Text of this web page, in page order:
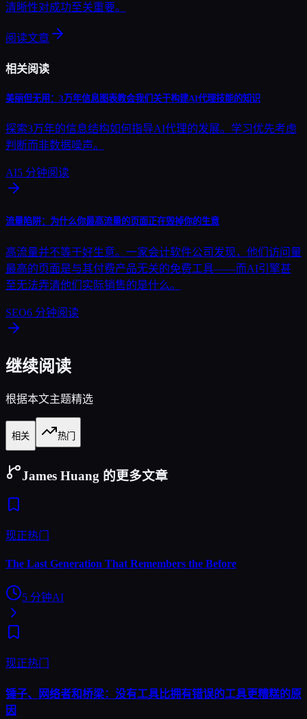
清晰性对成功至关重要。
阅读文章
相关阅读
美丽但无用：3万年信息图表教会我们关于构建AI代理技能的知识
探索3万年的信息结构如何指导AI代理的发展。学习优先考虑
判断而非数据噪声。
AI5 分钟阅读
流量陷阱：为什么你最高流量的页面正在毁掉你的生意
高流量并不等于好生意。一家会计软件公司发现，他们访问量
最高的页面是与其付费产品无关的免费工具——而AI引擎甚
至无法弄清他们实际销售的是什么。
SEO6 分钟阅读
继续阅读
根据本文主题精选
相关 热门
James Huang 的更多文章
现正热门
The Last Generation That Remembers the Before
5 分钟AI
现正热门
锤子、网络者和桥梁：没有工具比拥有错误的工具更糟糕的原
因